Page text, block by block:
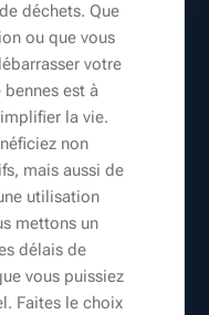
déchets. Que
ou que vous
votre
est à
la vie.
non
mais aussi de
utilisation
mettons un
délais de
vous puissiez
Faites le choix